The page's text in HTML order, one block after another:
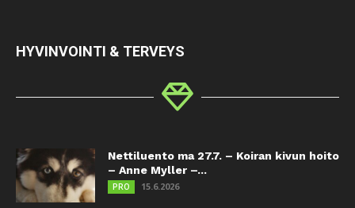
HYVINVOINTI & TERVEYS
Nettiluento ma 27.7. – Koiran kivun hoito
– Anne Myller –...
PRO 15.6.2026